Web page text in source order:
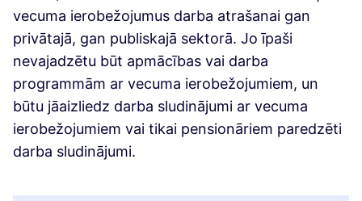
vecuma ierobežojumus darba atrašanai gan
privātajā, gan publiskajā sektorā. Jo īpaši
nevajadzētu būt apmācības vai darba
programmām ar vecuma ierobežojumiem, un
būtu jāaizliedz darba sludinājumi ar vecuma
ierobežojumiem vai tikai pensionāriem paredzēti
darba sludinājumi.